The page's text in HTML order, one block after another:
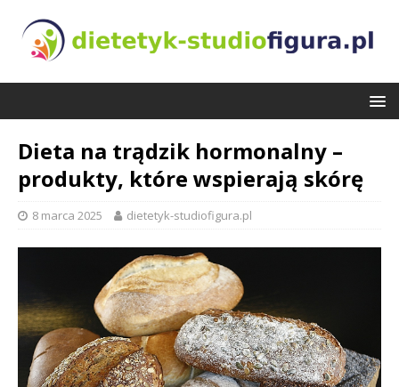
Dieta na trądzik hormonalny –
produkty, które wspierają skórę
8 marca 2025 dietetyk-studiofigura.pl